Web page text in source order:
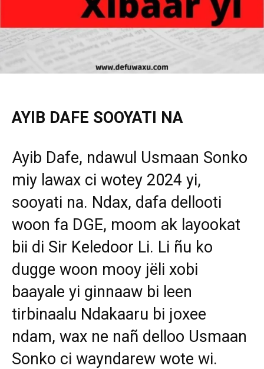
AYIB DAFE SOOYATI NA
Ayib Dafe, ndawul Usmaan Sonko
miy lawax ci wotey 2024 yi,
sooyati na. Ndax, dafa dellooti
woon fa DGE, moom ak layookat
bii di Sir Keledoor Li. Li ñu ko
dugge woon mooy jëli xobi
baayale yi ginnaaw bi leen
tirbinaalu Ndakaaru bi joxee
ndam, wax ne nañ delloo Usmaan
Sonko ci wayndarew wote wi.